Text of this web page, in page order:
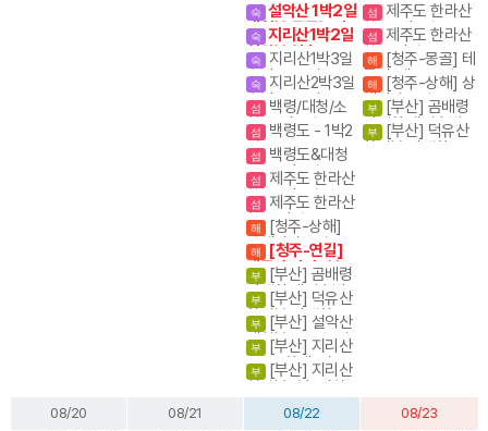
조무락골
숙 설악산 1박2일
대청봉.공룡능선
숙 지리산1박2일
천왕봉 일출
숙 지리산1박3일
숙박종주(성중.화
대)
숙 지리산2박3일
숙박종주(성중,성
대)
섬 백령/대청/소
청- 3박4일
섬 백령도 - 1박2
일
섬 백령도&대청
도 - 2박3일
섬 제주도 한라산
항공 1박2일
섬 제주도 한라산
항공 당일
해 [청주-상해]
상해관광 4일 / 상
해+황산 5일
해 [청주-연길]
백두산 서파+북파
3박4일/4박5일
부 [부산] 곰배령
야생화.새벽출발.
야생화의천국
부 [부산] 덕유산
향적봉 야생화
부 [부산] 설악산
대청봉. 공룡능선
부 [부산] 지리산
종주 (화대. 성중)
천왕봉코스
부 [부산] 지리산
천왕봉일출.연하
도 - 2박3일
섬 제주도 한라산
항공 1박2일
섬 제주도 한라산
항공 당일
해 [청주-몽골] 테
를지(게르) 5일
해 [청주-상해] 상
해관광 4일 / 상해
+황산 5일
부 [부산] 곰배령
야생화.새벽출발.
야생화의천국
부 [부산] 덕유산
향적봉 야생화
08/20 08/21 08/22 08/23